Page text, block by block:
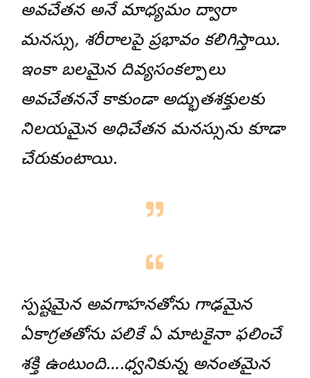
అవచేతన అనే మాధ్యమం ద్వారా
మనస్సు, శరీరాలపై ప్రభావం కలిగిస్తాయి.
ఇంకా బలమైన దివ్యసంకల్పాలు
అవచేతననే కాకుండా అద్భుతశక్తులకు
నిలయమైన అధిచేతన మనస్సును కూడా
చేరుకుంటాయి.
స్పష్టమైన అవగాహనతోను గాఢమైన
ఏకాగ్రతతోను పలికే ఏ మాటకైనా ఫలించే
శక్తి ఉంటుంది….ధ్వనికున్న అనంతమైన